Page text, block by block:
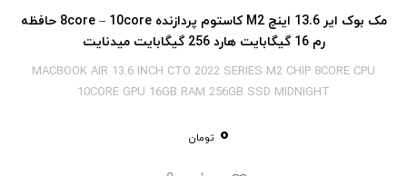
مک بوک ایر 13.6 اینچ M2 کاستوم پردازنده 8core – 10core حافظه
رم 16 گیگابایت هارد 256 گیگابایت میدنایت
MACBOOK AIR 13.6 INCH CTO 2022 SERIES M2 CHIP 8CORE CPU
10CORE GPU 16GB RAM 256GB SSD MIDNIGHT
0 تومان